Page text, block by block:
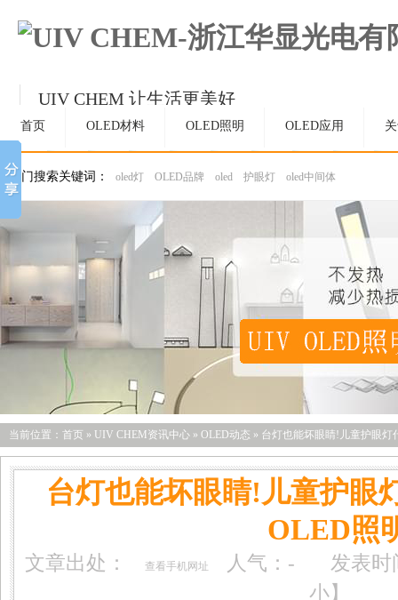
UIV CHEM 让生活更美好
持续精进，成为OLED和材料领域受人尊敬的
首页 OLED材料 OLED照明 OLED应用
热门搜索关键词： oled灯 OLED品牌 oled 护眼灯 oled中间体
当前位置： 首页 » UIV CHEM资讯中心 » OLED动态 » 台灯也能坏眼睛!儿童护眼灯
台灯也能坏眼睛!儿童护眼
OLED照
文章出处： 查看手机网址 人气： -
发表时
小】